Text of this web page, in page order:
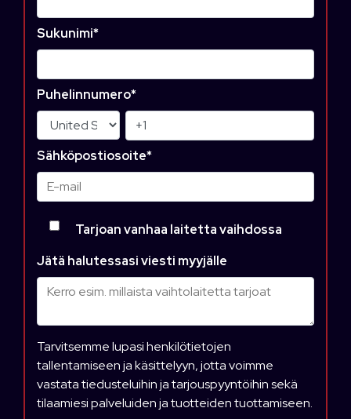
Sukunimi*
Puhelinnumero*
Sähköpostiosoite*
Tarjoan vanhaa laitetta vaihdossa
Jätä halutessasi viesti myyjälle
Tarvitsemme lupasi henkilötietojen
tallentamiseen ja käsittelyyn, jotta voimme
vastata tiedusteluihin ja tarjouspyyntöihin sekä
tilaamiesi palveluiden ja tuotteiden tuottamiseen.